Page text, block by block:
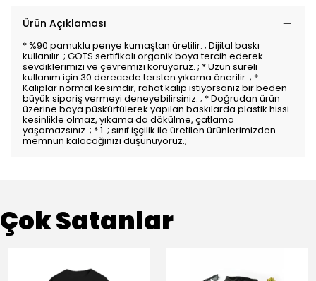
Ürün Açıklaması
* %90 pamuklu penye kumaştan üretilir. ; Dijital baskı
kullanılır. ; GOTS sertifikalı organik boya tercih ederek
sevdiklerimizi ve çevremizi koruyoruz. ; * Uzun süreli
kullanım için 30 derecede tersten yıkama önerilir. ; *
Kalıplar normal kesimdir, rahat kalıp istiyorsanız bir beden
büyük sipariş vermeyi deneyebilirsiniz. ; * Doğrudan ürün
üzerine boya püskürtülerek yapılan baskılarda plastik hissi
kesinlikle olmaz, yıkama da dökülme, çatlama
yaşamazsınız. ; * 1. ; sınıf işçilik ile üretilen ürünlerimizden
memnun kalacağınızı düşünüyoruz.;
Çok Satanlar